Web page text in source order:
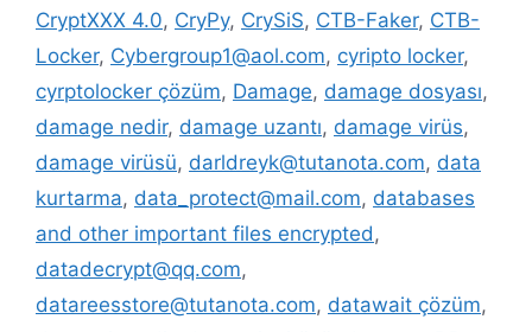
CryptXXX 4.0, CryPy, CrySiS, CTB-Faker, CTB-
Locker, Cybergroup1@aol.com, cyripto locker,
cyrptolocker çözüm, Damage, damage dosyası,
damage nedir, damage uzantı, damage virüs,
damage virüsü, darldreyk@tutanota.com, data
kurtarma, data_protect@mail.com, databases
and other important files encrypted,
datadecrypt@qq.com,
datareesstore@tutanota.com, datawait çözüm,